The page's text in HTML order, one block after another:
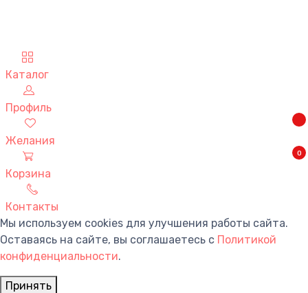
Каталог
Профиль
Желания
0
Корзина
Контакты
Мы используем cookies для улучшения работы сайта.
Оставаясь на сайте, вы соглашаетесь с Политикой
конфиденциальности.
Принять